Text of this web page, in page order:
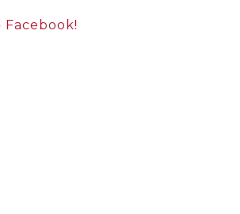
Facebook!